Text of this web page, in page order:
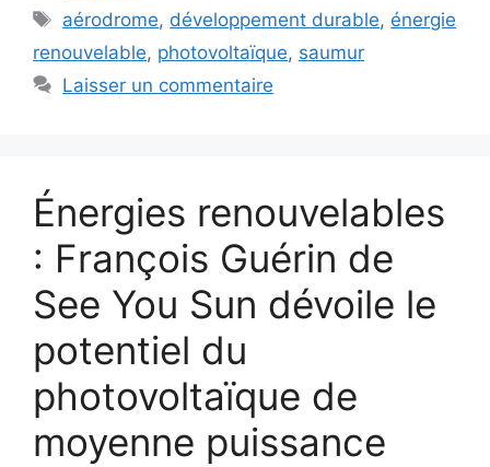
Étiquettes
aérodrome, développement durable, énergie
renouvelable, photovoltaïque, saumur
Laisser un commentaire
Énergies renouvelables
: François Guérin de
See You Sun dévoile le
potentiel du
photovoltaïque de
moyenne puissance